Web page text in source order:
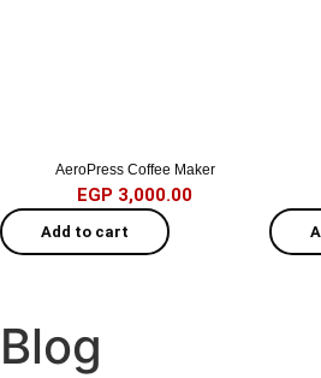
AeroPress Coffee Maker
EGP 3,000.00
Add to cart
Blog